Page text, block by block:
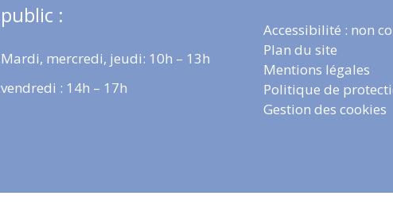
public :
Mardi, mercredi, jeudi: 10h – 13h
vendredi : 14h – 17h
Accessibilité : non
Plan du site
Mentions légales
Politique de
Gestion des cookies